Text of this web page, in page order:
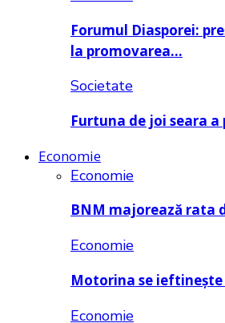
Forumul Diasporei:
la promovarea…
Societate
Furtuna de joi seara
Economie
Economie
BNM majorează rata
Economie
Motorina se
Economie